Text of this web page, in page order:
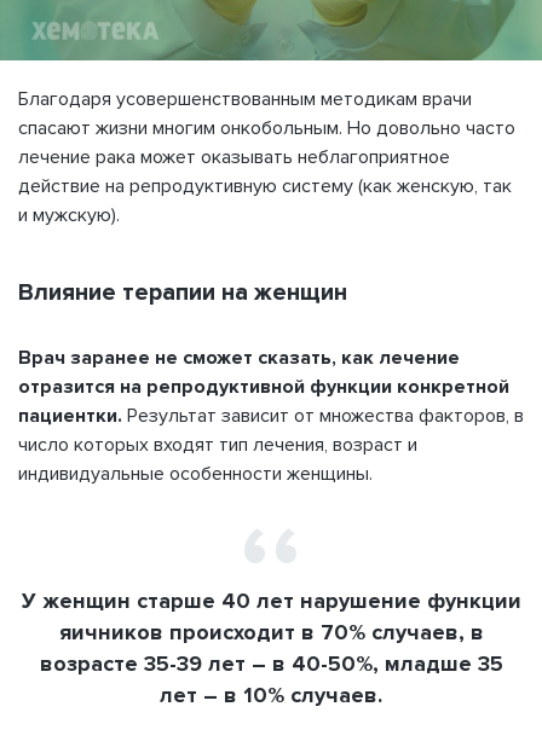
Благодаря усовершенствованным методикам врачи
спасают жизни многим онкобольным. Но довольно часто
лечение рака может оказывать неблагоприятное
действие на репродуктивную систему (как женскую, так
и мужскую).
Влияние терапии на женщин
Врач заранее не сможет сказать, как лечение
отразится на репродуктивной функции конкретной
пациентки. Результат зависит от множества факторов, в
число которых входят тип лечения, возраст и
индивидуальные особенности женщины.
У женщин старше 40 лет нарушение функции
яичников происходит в 70% случаев, в
возрасте 35-39 лет – в 40-50%, младше 35
лет – в 10% случаев.